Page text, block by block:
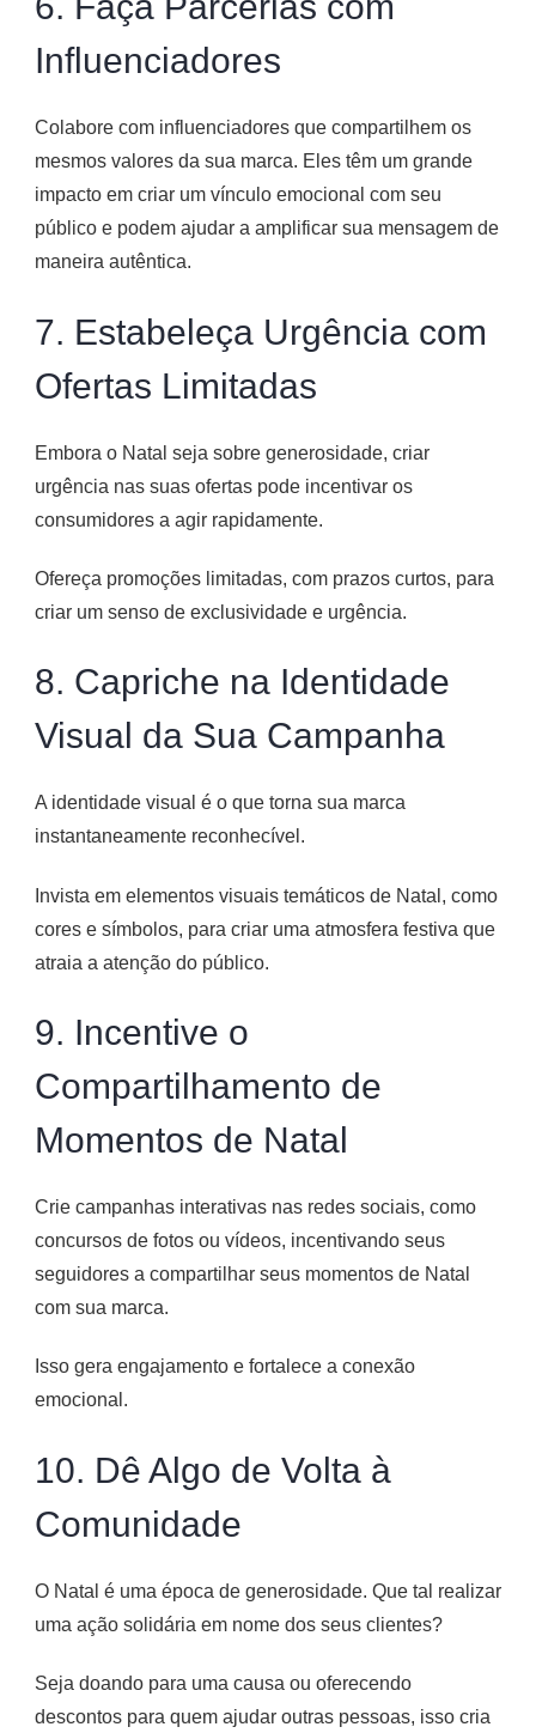
Influenciadores
Colabore com influenciadores que compartilhem os
mesmos valores da sua marca. Eles têm um grande
impacto em criar um vínculo emocional com seu
público e podem ajudar a amplificar sua mensagem de
maneira autêntica.
7. Estabeleça Urgência com
Ofertas Limitadas
Embora o Natal seja sobre generosidade, criar
urgência nas suas ofertas pode incentivar os
consumidores a agir rapidamente.
Ofereça promoções limitadas, com prazos curtos, para
criar um senso de exclusividade e urgência.
8. Capriche na Identidade
Visual da Sua Campanha
A identidade visual é o que torna sua marca
instantaneamente reconhecível.
Invista em elementos visuais temáticos de Natal, como
cores e símbolos, para criar uma atmosfera festiva que
atraia a atenção do público.
9. Incentive o
Compartilhamento de
Momentos de Natal
Crie campanhas interativas nas redes sociais, como
concursos de fotos ou vídeos, incentivando seus
seguidores a compartilhar seus momentos de Natal
com sua marca.
Isso gera engajamento e fortalece a conexão
emocional.
10. Dê Algo de Volta à
Comunidade
O Natal é uma época de generosidade. Que tal realizar
uma ação solidária em nome dos seus clientes?
Seja doando para uma causa ou oferecendo
descontos para quem ajudar outras pessoas, isso cria